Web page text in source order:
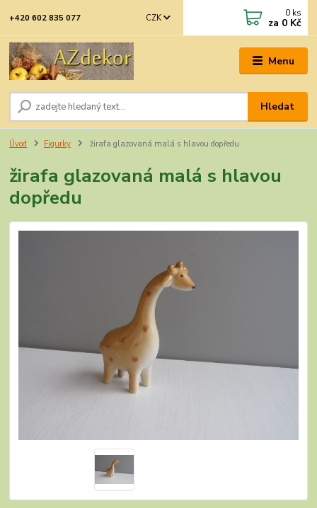
Menu
CZK
Hledat
+420 602 835 077 0 ks
za 0 Kč
Úvod Figurky žirafa glazovaná malá s hlavou dopředu
žirafa glazovaná malá s hlavou
dopředu